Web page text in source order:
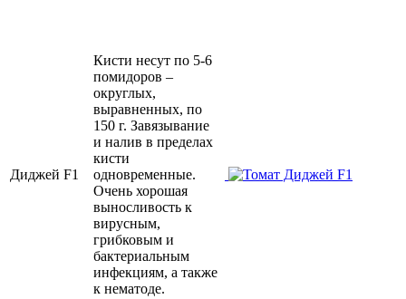
Диджей F1
Кисти несут по 5-6
помидоров –
округлых,
выравненных, по
150 г. Завязывание
и налив в пределах
кисти
одновременные.
Очень хорошая
выносливость к
вирусным,
грибковым и
бактериальным
инфекциям, а также
к нематоде.